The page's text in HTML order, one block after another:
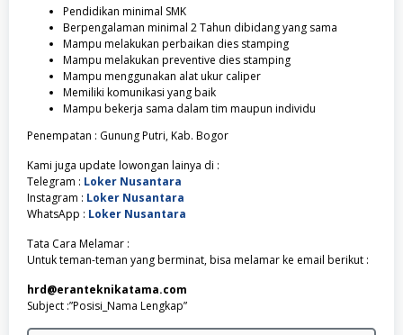
Pendidikan minimal SMK
Berpengalaman minimal 2 Tahun dibidang yang sama
Mampu melakukan perbaikan dies stamping
Mampu melakukan preventive dies stamping
Mampu menggunakan alat ukur caliper
Memiliki komunikasi yang baik
Mampu bekerja sama dalam tim maupun individu
Penempatan : Gunung Putri, Kab. Bogor
Kami juga update lowongan lainya di :
Telegram : Loker Nusantara
Instagram : Loker Nusantara
WhatsApp : Loker Nusantara
Tata Cara Melamar :
Untuk teman-teman yang berminat, bisa melamar ke email berikut :
hrd@eranteknikatama.com
Subject :”Posisi_Nama Lengkap”